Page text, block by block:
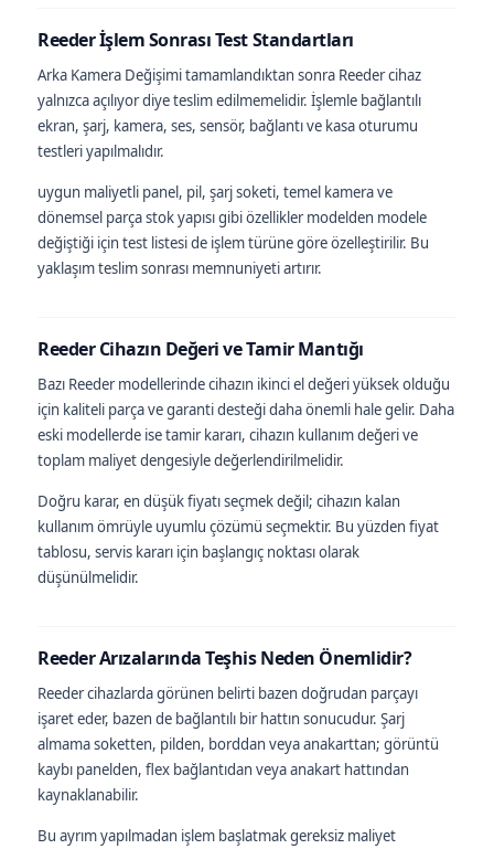
Reeder İşlem Sonrası Test Standartları
Arka Kamera Değişimi tamamlandıktan sonra Reeder cihaz
yalnızca açılıyor diye teslim edilmemelidir. İşlemle bağlantılı
ekran, şarj, kamera, ses, sensör, bağlantı ve kasa oturumu
testleri yapılmalıdır.
uygun maliyetli panel, pil, şarj soketi, temel kamera ve
dönemsel parça stok yapısı gibi özellikler modelden modele
değiştiği için test listesi de işlem türüne göre özelleştirilir. Bu
yaklaşım teslim sonrası memnuniyeti artırır.
Reeder Cihazın Değeri ve Tamir Mantığı
Bazı Reeder modellerinde cihazın ikinci el değeri yüksek olduğu
için kaliteli parça ve garanti desteği daha önemli hale gelir. Daha
eski modellerde ise tamir kararı, cihazın kullanım değeri ve
toplam maliyet dengesiyle değerlendirilmelidir.
Doğru karar, en düşük fiyatı seçmek değil; cihazın kalan
kullanım ömrüyle uyumlu çözümü seçmektir. Bu yüzden fiyat
tablosu, servis kararı için başlangıç noktası olarak
düşünülmelidir.
Reeder Arızalarında Teşhis Neden Önemlidir?
Reeder cihazlarda görünen belirti bazen doğrudan parçayı
işaret eder, bazen de bağlantılı bir hattın sonucudur. Şarj
almama soketten, pilden, borddan veya anakarttan; görüntü
kaybı panelden, flex bağlantıdan veya anakart hattından
kaynaklanabilir.
Bu ayrım yapılmadan işlem başlatmak gereksiz maliyet